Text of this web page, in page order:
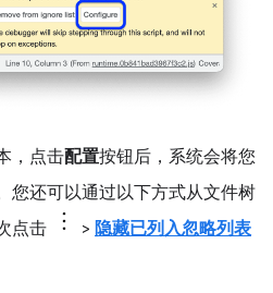
，点击配置按钮后，系统会将您
您还可以通过以下方式从文件树
点击
> 隐藏已列入忽略列表